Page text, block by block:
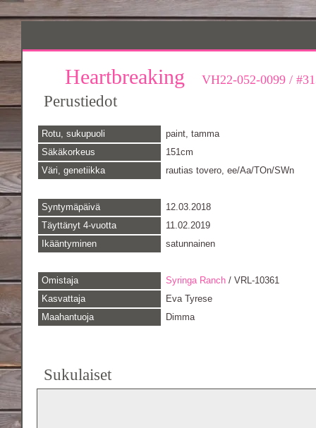
Heartbreaking VH22-052-0099 /
Perustiedot
Rotu, sukupuoli
paint, tamma
Säkäkorkeus
151cm
Väri, genetiikka
rautias tovero, ee/Aa/TOn/SWn
Syntymäpäivä
12.03.2018
Täyttänyt 4-vuotta
11.02.2019
Ikääntyminen
satunnainen
Omistaja Syringa Ranch / VRL-10361
Kasvattaja
Eva Tyrese
Maahantuoja
Dimma
Sukulaiset